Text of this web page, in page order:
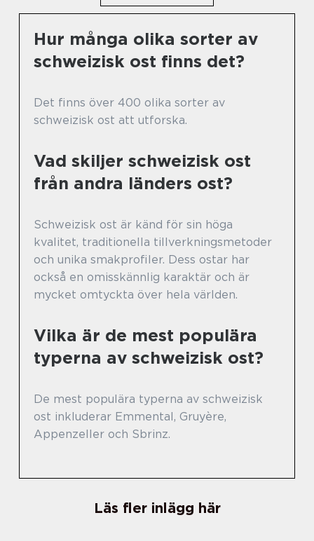
Hur många olika sorter av
schweizisk ost finns det?
Det finns över 400 olika sorter av
schweizisk ost att utforska.
Vad skiljer schweizisk ost
från andra länders ost?
Schweizisk ost är känd för sin höga
kvalitet, traditionella tillverkningsmetoder
och unika smakprofiler. Dess ostar har
också en omisskännlig karaktär och är
mycket omtyckta över hela världen.
Vilka är de mest populära
typerna av schweizisk ost?
De mest populära typerna av schweizisk
ost inkluderar Emmental, Gruyère,
Appenzeller och Sbrinz.
Läs fler inlägg här